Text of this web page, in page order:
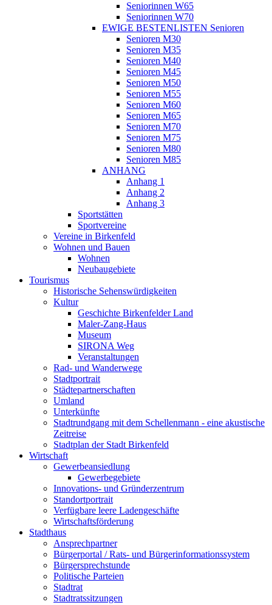
Seniorinnen W65
Seniorinnen W70
EWIGE BESTENLISTEN Senioren
Senioren M30
Senioren M35
Senioren M40
Senioren M45
Senioren M50
Senioren M55
Senioren M60
Senioren M65
Senioren M70
Senioren M75
Senioren M80
Senioren M85
ANHANG
Anhang 1
Anhang 2
Anhang 3
Sportstätten
Sportvereine
Vereine in Birkenfeld
Wohnen und Bauen
Wohnen
Neubaugebiete
Tourismus
Historische Sehenswürdigkeiten
Kultur
Geschichte Birkenfelder Land
Maler-Zang-Haus
Museum
SIRONA Weg
Veranstaltungen
Rad- und Wanderwege
Stadtportrait
Städtepartnerschaften
Umland
Unterkünfte
Stadtrundgang mit dem Schellenmann - eine akustische
Zeitreise
Stadtplan der Stadt Birkenfeld
Wirtschaft
Gewerbeansiedlung
Gewerbegebiete
Innovations- und Gründerzentrum
Standortportrait
Verfügbare leere Ladengeschäfte
Wirtschaftsförderung
Stadthaus
Ansprechpartner
Bürgerportal / Rats- und Bürgerinformationssystem
Bürgersprechstunde
Politische Parteien
Stadtrat
Stadtratssitzungen